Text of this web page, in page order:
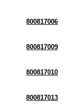
800817006
800817009
800817010
800817013